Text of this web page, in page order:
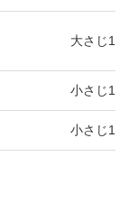
大さじ1
小さじ1
小さじ1